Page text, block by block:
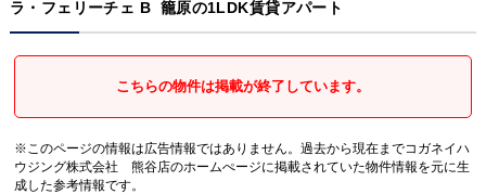
ラ・フェリーチェ B 籠原の1LDK賃貸アパート
こちらの物件は掲載が終了しています。
※このページの情報は広告情報ではありません。過去から現在までコガネイハ
ウジング株式会社 熊谷店のホームぺージに掲載されていた物件情報を元に生
成した参考情報です。